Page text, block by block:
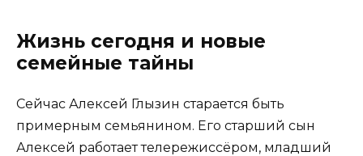
Жизнь сегодня и новые
семейные тайны
Сейчас Алексей Глызин старается быть
примерным семьянином. Его старший сын
Алексей работает телережиссёром, младший